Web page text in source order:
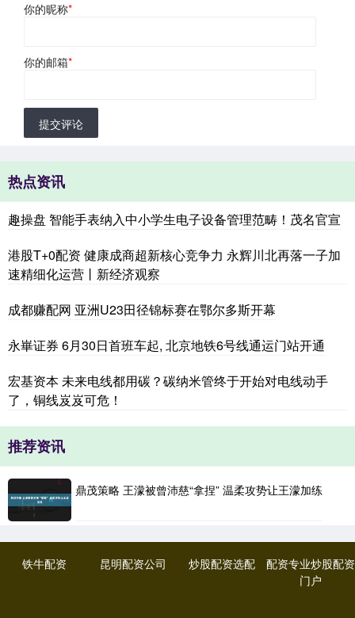
你的昵称*
你的邮箱*
提交评论
热点资讯
趣操盘 智能手表纳入中小学生电子设备管理范畴！茂名官宣
港股T+0配资 健康成商超新核心竞争力 永辉川北再落一子加
速精细化运营丨新经济观察
成都赚配网 亚洲U23田径锦标赛在鄂尔多斯开幕
永崋证券 6月30日首班车起, 北京地铁6号线通运门站开通
宏基资本 未来电线都用碳？碳纳米管终于开始对电线动手
了，铜线岌岌可危！
推荐资讯
鼎茂策略 王濛被曾沛慈“拿捏” 温柔攻势让王濛加练
铁牛配资 昆明配资公司 炒股配资选配
配资专业炒股配资
门户